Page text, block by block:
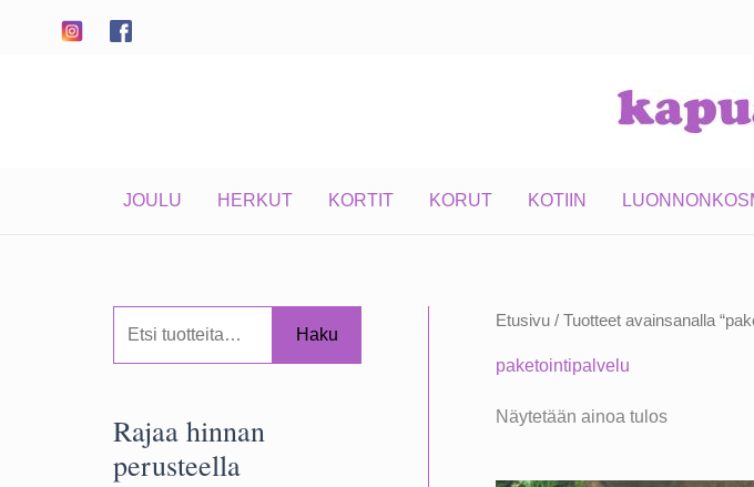
sisältöön
JOULU HERKUT KORTIT KORUT KOTIIN
i
:
Haku
Rajaa hinnan
perusteella
Etusivu / Tuotteet avainsanalla
paketointipalvelu
Näytetään ainoa tulos